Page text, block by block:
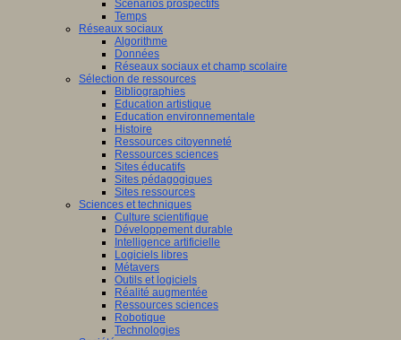
Scénarios prospectifs
Temps
Réseaux sociaux
Algorithme
Données
Réseaux sociaux et champ scolaire
Sélection de ressources
Bibliographies
Education artistique
Education environnementale
Histoire
Ressources citoyenneté
Ressources sciences
Sites éducatifs
Sites pédagogiques
Sites ressources
Sciences et techniques
Culture scientifique
Développement durable
Intelligence artificielle
Logiciels libres
Métavers
Outils et logiciels
Réalité augmentée
Ressources sciences
Robotique
Technologies